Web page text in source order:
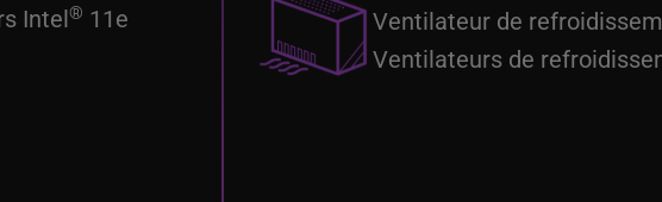
Intel ® 11e
Ventilateur de
Ventilateurs de